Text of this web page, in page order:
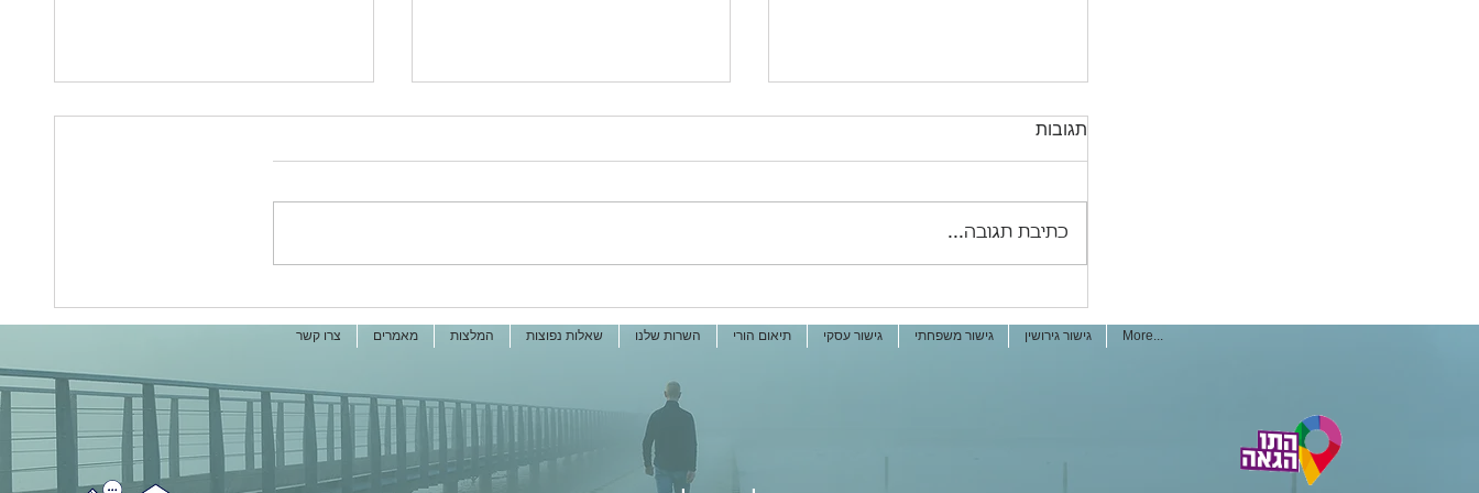
בגיל מבוגר
בישראל
הזוגיות שלכם
תגובות
כתיבת תגובה...
צרו קשר מאמרים המלצות שאלות נפוצות השרות שלנו תיאום הורי גישור עסקי גישור משפחתי גישור גירושין More...